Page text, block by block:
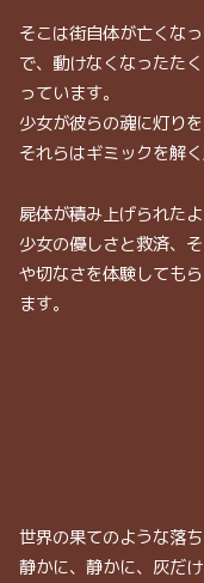
そこは街自体が亡くな
で、動けなくなったた
っています。
少女が彼らの魂に灯り
それらはギミックを解く
屍体が積み上げられた
少女の優しさと救済、
や切なさを体験しても
ます。
世界の果てのような落ち
静かに、静かに、灰だ